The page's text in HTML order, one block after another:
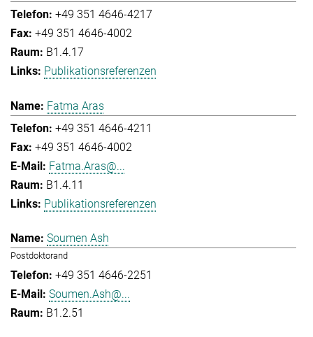
+49 351 4646-4217
+49 351 4646-4002
B1.4.17
Publikationsreferenzen
Fatma Aras
+49 351 4646-4211
+49 351 4646-4002
Fatma.Aras@...
B1.4.11
Publikationsreferenzen
Soumen Ash
Postdoktorand
+49 351 4646-2251
Soumen.Ash@...
B1.2.51